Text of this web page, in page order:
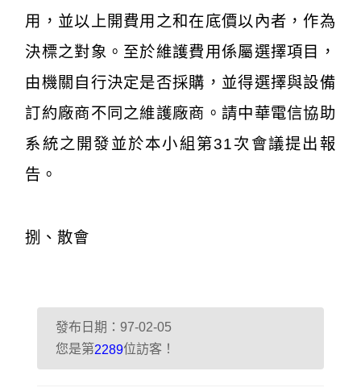
用，並以上開費用之和在底價以內者，作為
決標之對象。至於維護費用係屬選擇項目，
由機關自行決定是否採購，並得選擇與設備
訂約廠商不同之維護廠商。請中華電信協助
系統之開發並於本小組第31次會議提出報
告。
捌、散會
發布日期：97-02-05
您是第2289位訪客！